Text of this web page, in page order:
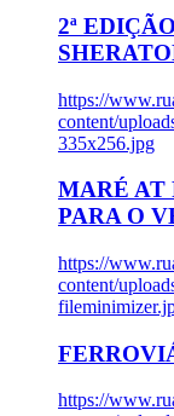
2ª
https://
content/
335x256.jpg
MARÉ AT
PARA O
https://
content/
https://